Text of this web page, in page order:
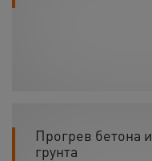
Прогрев бетона и
грунта